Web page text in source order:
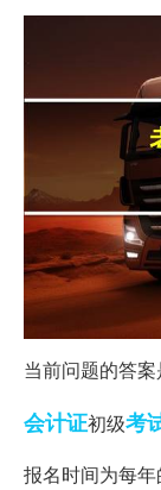
当前问题的答案
会计证初级考
报名时间为每年